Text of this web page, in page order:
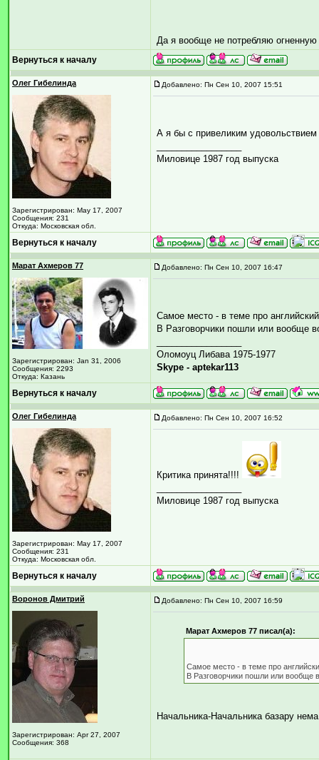
Да я вообще не потребляю огненную
Вернуться к началу
Олег Гибелинда
Зарегистрирован: May 17, 2007
Сообщения: 231
Откуда: Московская обл.
Добавлено: Пн Сен 10, 2007 15:51
А я бы с привеликим
Миловице 1987 год выпуска
Вернуться к началу
Марат Ахмеров 77
Зарегистрирован: Jan 31, 2006
Сообщения: 2293
Откуда: Казань
Добавлено: Пн Сен 10, 2007 16:47
Самое место - в теме про
В Разговорчики пошли или вообще
Оломоуц Либава 1975-1977
Skype - aptekar113
Вернуться к началу
Олег Гибелинда
Зарегистрирован: May 17, 2007
Сообщения: 231
Откуда: Московская обл.
Добавлено: Пн Сен 10, 2007 16:52
Критика принята!!!!
Миловице 1987 год выпуска
Вернуться к началу
Воронов Дмитрий
Зарегистрирован: Apr 27, 2007
Сообщения: 368
Добавлено: Пн Сен 10, 2007 16:59
Марат Ахмеров 77 писал(а):
Самое место - в теме про
В Разговорчики пошли или вообще
Начальника-Начальника базару